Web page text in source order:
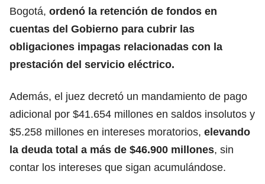
Bogotá, ordenó la retención de fondos en
cuentas del Gobierno para cubrir las
obligaciones impagas relacionadas con la
prestación del servicio eléctrico.
Además, el juez decretó un mandamiento de pago
adicional por $41.654 millones en saldos insolutos y
$5.258 millones en intereses moratorios, elevando
la deuda total a más de $46.900 millones, sin
contar los intereses que sigan acumulándose.